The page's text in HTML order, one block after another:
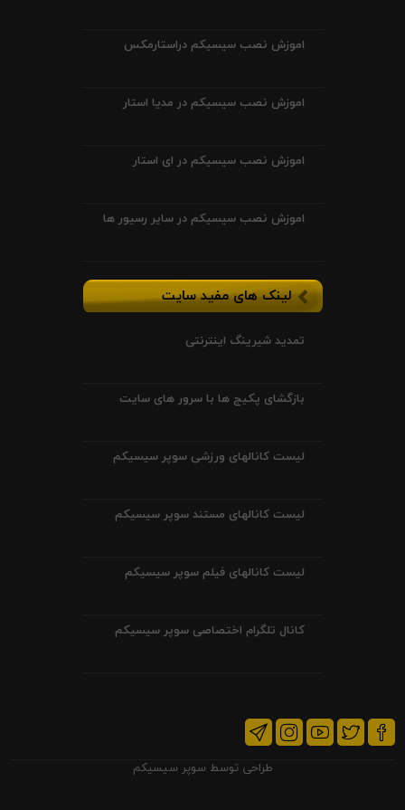
اموزش نصب سیسیکم دراستارمکس
اموزش نصب سیسیکم در مدیا استار
اموزش نصب سیسیکم در ای استار
اموزش نصب سیسیکم در سایر رسیور ها
لینک های مفید سایت
تمدید شیرینگ اینترنتی
بازگشای پکیج ها با سرور های سایت
لیست کانالهای ورزشی سوپر سیسیکم
لیست کانالهای مستند سوپر سیسیکم
لیست کانالهای فیلم سوپر سیسیکم
کانال تلگرام اختصاصی سوپر سیسیکم
طراحی توسط سوپر سیسیکم